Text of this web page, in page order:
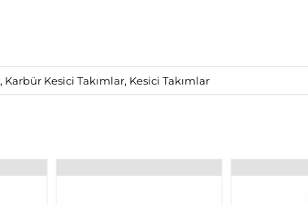
, Karbür Kesici Takımlar, Kesici Takımlar